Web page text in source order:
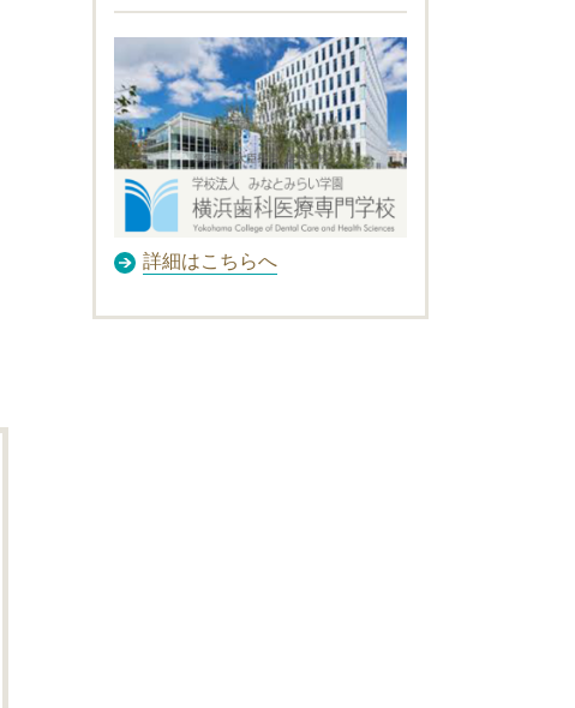
詳細はこちらへ